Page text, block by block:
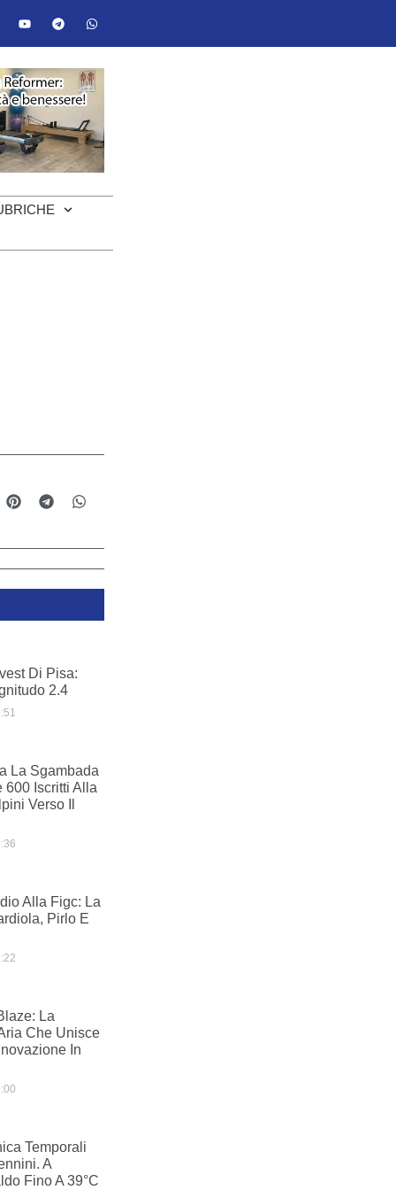
Di Pisa:
2.4
La Sgambada
600 Iscritti Alla
Verso Il
Alla Figc: La
Pirlo E
La
Che Unisce
In
Temporali
A
Fino A 39°C